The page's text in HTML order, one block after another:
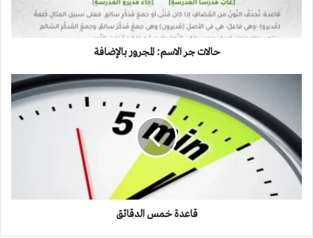
حالات جر الاسم: المجرور بالإضافة
قاعدة خمس الدقائق